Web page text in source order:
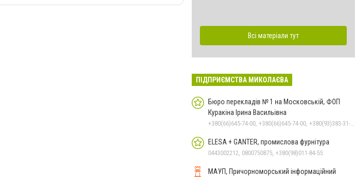
Всі матеріали тут
ПІДПРИЄМСТВА МИКОЛАЄВА
Бюро перекладів № 1 на Московській, ФОП
Куракіна Ірина Васильівна
ELESA + GANTER, промислова фурнітура
0443002212, 0800750875, +380(98)011-84-55
МАУП, Причорноморський інформаційний